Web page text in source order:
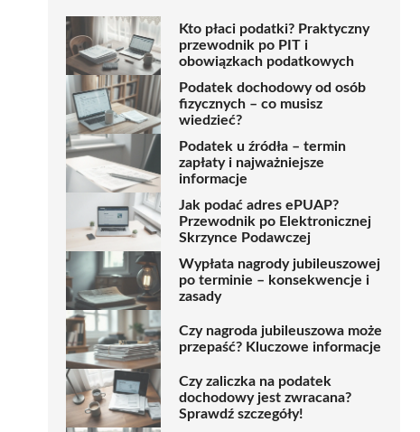
Kto płaci podatki? Praktyczny
przewodnik po PIT i
obowiązkach podatkowych
Podatek dochodowy od osób
fizycznych – co musisz
wiedzieć?
Podatek u źródła – termin
zapłaty i najważniejsze
informacje
Jak podać adres ePUAP?
Przewodnik po Elektronicznej
Skrzynce Podawczej
Wypłata nagrody jubileuszowej
po terminie – konsekwencje i
zasady
Czy nagroda jubileuszowa może
przepaść? Kluczowe informacje
Czy zaliczka na podatek
dochodowy jest zwracana?
Sprawdź szczegóły!